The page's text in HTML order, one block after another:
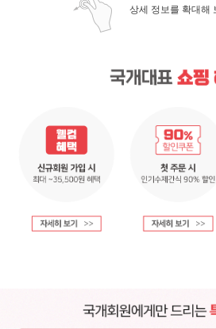
상세 정보를 확대해